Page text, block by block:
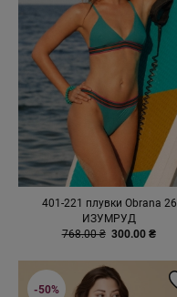
401-221 плувки Obrana 26
ИЗУМРУД
768.00 ₴ 300.00 ₴
-50%